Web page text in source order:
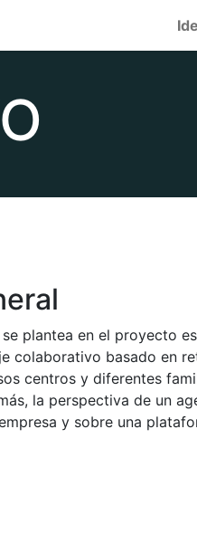
plantea en el proyecto
colaborativo basado en
centros y diferentes
la perspectiva de un
y sobre una